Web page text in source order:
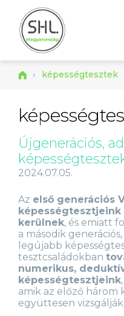
képességtesztek
Újgenerációs,
2024.07.05.
Az első generációs
képességtesztjeink
kerülnek, és emiatt
a második
legújabb
tesztcsaládokban
numerikus,
képességtesztjeink
amik az előző
együttesen vizsgálják.